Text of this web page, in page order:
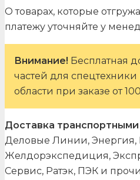
О товарах, которые
платежу уточняйте у
Внимание! Бесплатная
частей для
области при заказе от
Доставка
Деловые Линии, Энергия,
Желдорэкспедиция,
Сервис, Ратэк, ПЭК и